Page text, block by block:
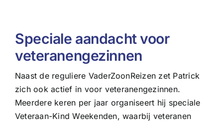
Speciale aandacht voor
veteranengezinnen
Naast de reguliere VaderZoonReizen zet Patrick
zich ook actief in voor veteranengezinnen.
Meerdere keren per jaar organiseert hij speciale
Veteraan-Kind Weekenden, waarbij veteranen